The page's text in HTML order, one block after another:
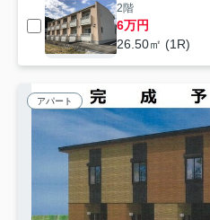
2階
6万円
26.50㎡ (1R)
アパート